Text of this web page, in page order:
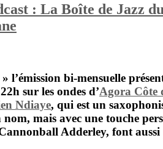
: La Boîte de Jazz
l’émission bi-mensuelle
sur les ondes d’Agora Côte
Ndiaye, qui est un
nom, mais avec une touche
Adderley, font aussi